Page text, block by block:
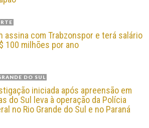
assina com Trabzonspor e terá salário
100 milhões por ano
DO SUL
iniciada após apreensão em
do Sul leva à operação da Polícia
no Rio Grande do Sul e no Paraná